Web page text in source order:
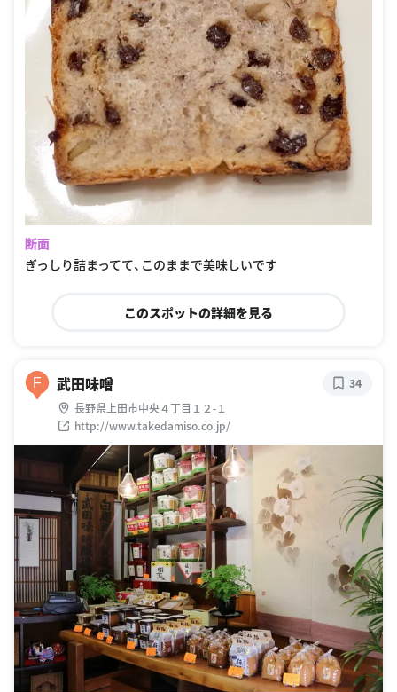
断面
ぎっしり詰まってて、このままで美味しいです
このスポットの詳細を見る
F 武田味噌
長野県上田市中央４丁目１２-１
http://www.takedamiso.co.jp/
34